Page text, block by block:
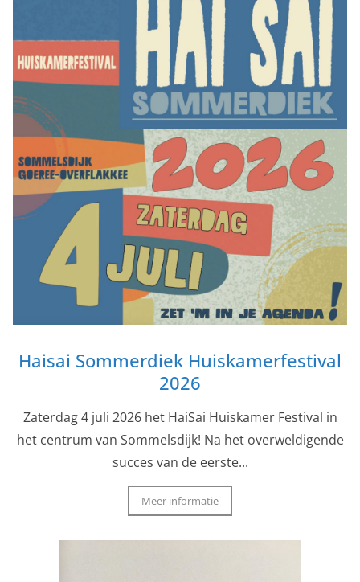
Haisai Sommerdiek Huiskamerfestival
2026
Zaterdag 4 juli 2026 het HaiSai Huiskamer Festival in
het centrum van Sommelsdijk! Na het overweldigende
succes van de eerste...
Meer informatie